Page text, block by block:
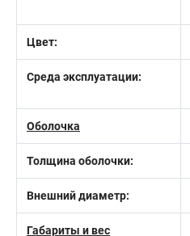
Цвет:
Среда эксплуатации:
Оболочка
Толщина оболочки:
Внешний диаметр:
Габариты и вес